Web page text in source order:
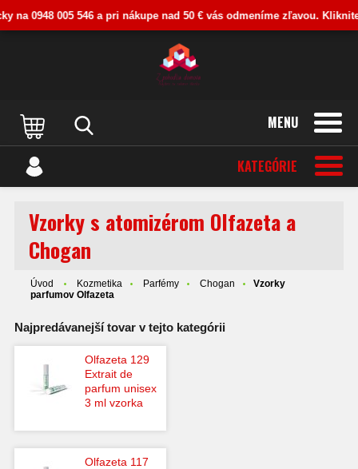
MENU
KATEGÓRIE
Vzorky s atomizérom Olfazeta a
Chogan
Úvod Kozmetika Parfémy Chogan
Vzorky
parfumov Olfazeta
Najpredávanejší tovar v tejto kategórii
Olfazeta 129
Extrait de
parfum unisex
3 ml vzorka
Olfazeta 117
005 546 a pri nákupe nad 50 € vás odmeníme zľavou. Kliknite na